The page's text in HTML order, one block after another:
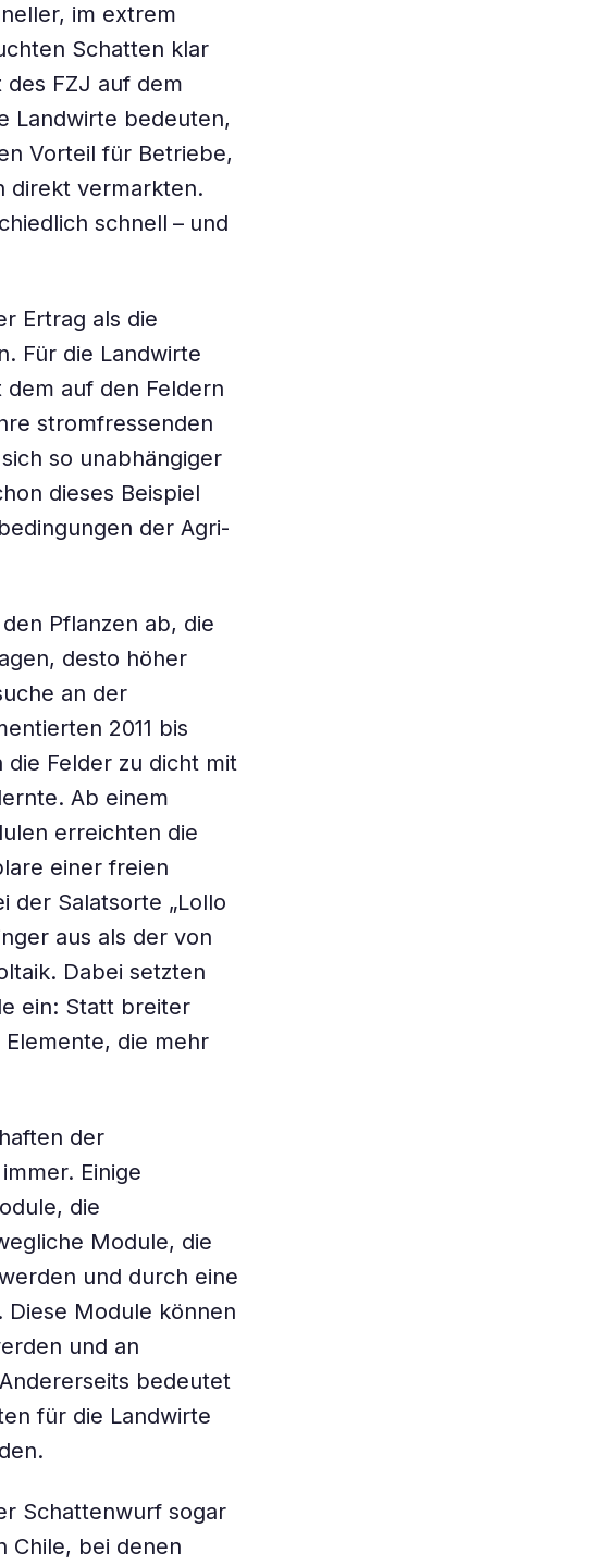
im extrem
Schatten klar
FZJ auf dem
Landwirte bedeuten,
Vorteil für Betriebe,
direkt vermarkten.
schnell – und
Ertrag als die
Für die Landwirte
auf den Feldern
stromfressenden
so unabhängiger
dieses Beispiel
der Agri-
Pflanzen ab, die
desto höher
an der
2011 bis
die Felder zu dicht mit
Ab einem
erreichten die
einer freien
der Salatsorte „Lollo
aus als der von
Dabei setzten
ein: Statt breiter
die mehr
der
Einige
die
Module, die
und durch eine
Module können
und an
bedeutet
für die Landwirte
Schattenwurf sogar
Chile, bei denen